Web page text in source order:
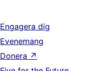
Engagera dig
Evenemang
Donera ↗